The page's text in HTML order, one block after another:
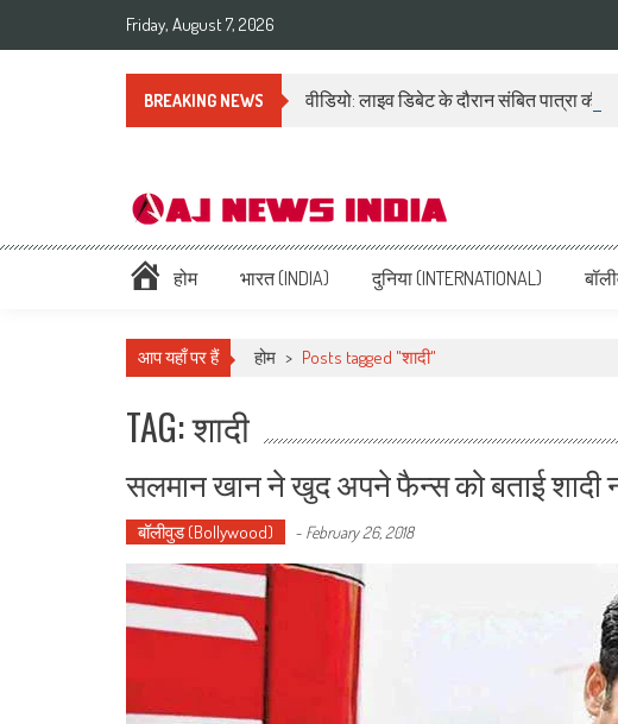
Friday, August 7, 2026
BREAKING NEWS वीडियो: लाइव डिबेट के दौरान संबित पात्रा
AAJ News India – Hindi News,
Hindi News: हिन्दी समाचार (Hindi News), Latest इंडिया न्यूज़ Headlines live, पढ़ें देश
होम भारत (INDIA) दुनिया (INTERNATIONAL)
आप यहाँ पर हैं होम > Posts tagged "शादी"
TAG: शादी
सलमान खान ने खुद अपने फैन्स को बताई
बॉलीवुड (Bollywood) - February 26, 2018